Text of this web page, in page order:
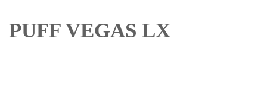
PUFF VEGAS LX